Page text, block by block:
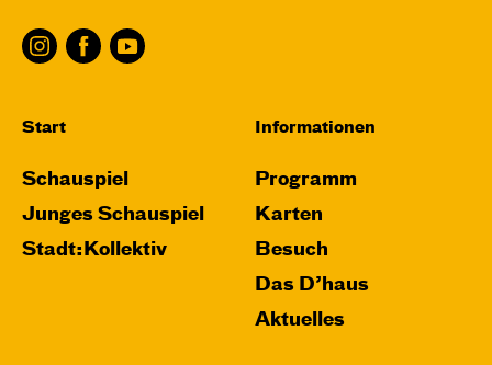
Start
Schauspiel
Junges Schauspiel
Stadt:Kollektiv
Informationen
Programm
Karten
Besuch
Das D’haus
Aktuelles